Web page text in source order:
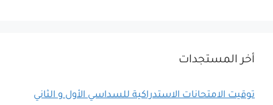
أخر المستجدات
توقيت الامتحانات الاستدراكية للسداسي اﻷول و الثاني